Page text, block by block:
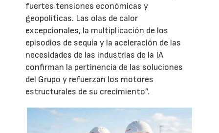
fuertes tensiones económicas y
geopolíticas. Las olas de calor
excepcionales, la multiplicación de los
episodios de sequía y la aceleración de las
necesidades de las industrias de la IA
confirman la pertinencia de las soluciones
del Grupo y refuerzan los motores
estructurales de su crecimiento”.